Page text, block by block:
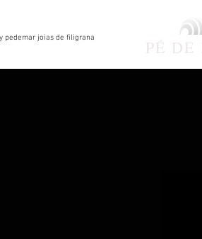
pedemar joias de filigrana PÉ DE